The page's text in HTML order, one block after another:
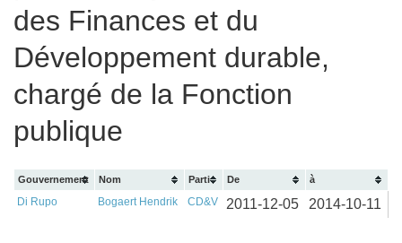
des Finances et du
Développement durable,
chargé de la Fonction
publique
Gouvernement Nom Parti De à
Di Rupo Bogaert Hendrik CD&V 2011-12-05 2014-10-11